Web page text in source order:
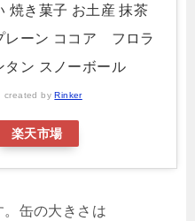
焼き菓子 お土産 抹茶
レーン ココア フロラ
タン スノーボール
created byRinker
楽天市場
缶の大きさは